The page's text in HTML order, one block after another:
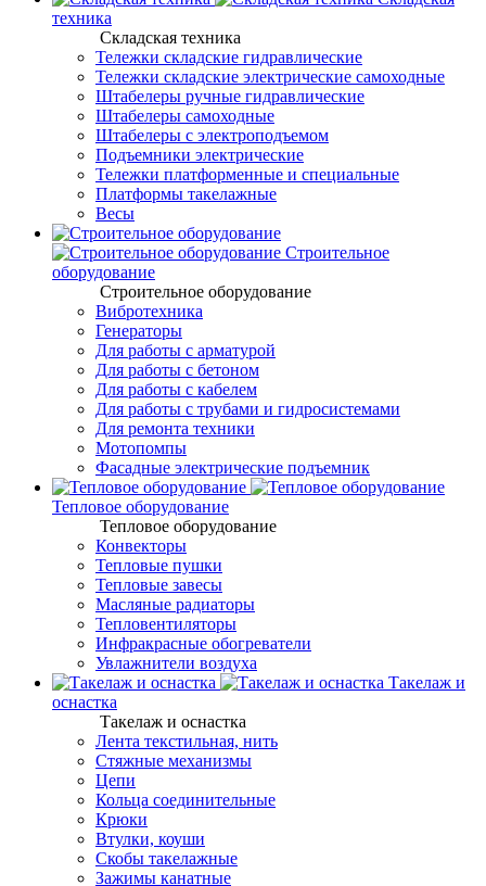
техника
Складская техника
Тележки складские гидравлические
Тележки складские электрические самоходные
Штабелеры ручные гидравлические
Штабелеры самоходные
Штабелеры с электроподъемом
Подъемники электрические
Тележки платформенные и специальные
Платформы такелажные
Весы
Строительное
оборудование
Строительное оборудование
Вибротехника
Генераторы
Для работы с арматурой
Для работы с бетоном
Для работы с кабелем
Для работы с трубами и гидросистемами
Для ремонта техники
Мотопомпы
Фасадные электрические подъемник
Тепловое оборудование
Тепловое оборудование
Конвекторы
Тепловые пушки
Тепловые завесы
Масляные радиаторы
Тепловентиляторы
Инфракрасные обогреватели
Увлажнители воздуха
Такелаж и
оснастка
Такелаж и оснастка
Лента текстильная, нить
Стяжные механизмы
Цепи
Кольца соединительные
Крюки
Втулки, коуши
Скобы такелажные
Зажимы канатные